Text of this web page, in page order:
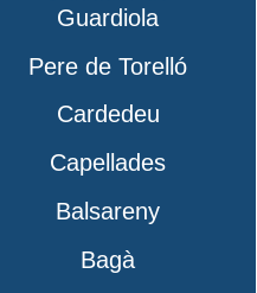
Guardiola
Pere de Torelló
Cardedeu
Capellades
Balsareny
Bagà